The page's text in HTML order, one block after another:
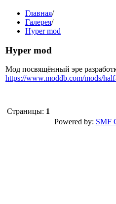
Главная/
Галерея/
Hyper mod
Hyper mod
Мод посвящённый эре
https://www.moddb.com/mods/
Страницы: 1
Powered by: SMF